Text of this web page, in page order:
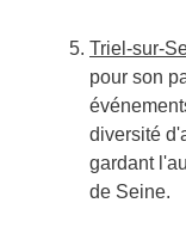
Triel-sur-
pour son
diversité
gardant
de Seine.